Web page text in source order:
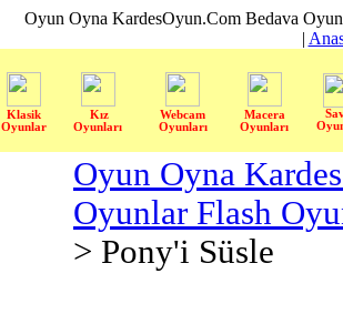
Oyun Oyna KardesOyun.Com Bedava
|
Klasik
Oyunlar
Kız
Oyunları
Webcam
Oyunları
Macera
Oyunları
Oyun Oyna
Oyunlar Flash
> Pony'i Süsle